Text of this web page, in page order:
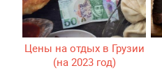
Цены на отдых в Грузии
(на 2023 год)